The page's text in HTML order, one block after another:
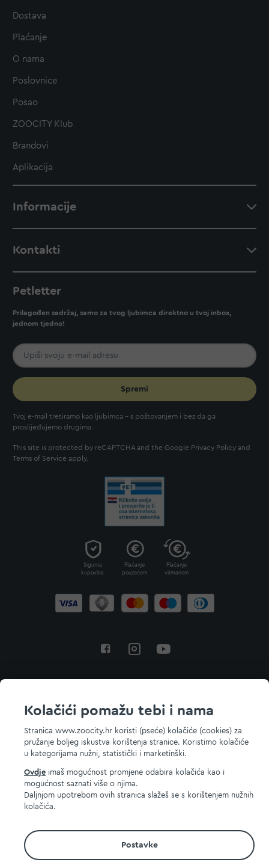
Kolačići pomažu tebi i nama
Stranica www.zoocity.hr koristi (pseće) kolačiće (cookies) za
pružanje boljeg iskustva korištenja stranice. Koristimo kolačiće
u kategorijama nužni, statistički i marketinški.
Ovdje imaš mogućnost promjene odabira kolačića kao i
mogućnost saznati više o njima.
Daljnjom upotrebom ovih stranica slažeš se s korištenjem nužnih
kolačića.
Postavke
Dostava
Plaćanje
O nama
Poslovnice
Posao
ZOOCITY Klub
Brandovi
Aplikacija
Informacije
Kontakti
Petletter
Prilagođen sadržaj, samo za tvog ljubimca direktno u tvoj inbox,
jednom tjedno!
Spremi
Tvoj e-mail tretiramo kao ljubimca - s poštovanjem i bez da ga
proslijeđujemo drugima.
This site is protected by reCAPTCHA and the Google Privacy Policy and
Terms of Service apply.
Sigurna
kupovina
Plaćanje
pouzećem
Plaćanje
virmanom
© 2026 ZOOCITY. Sva prava zadržana.